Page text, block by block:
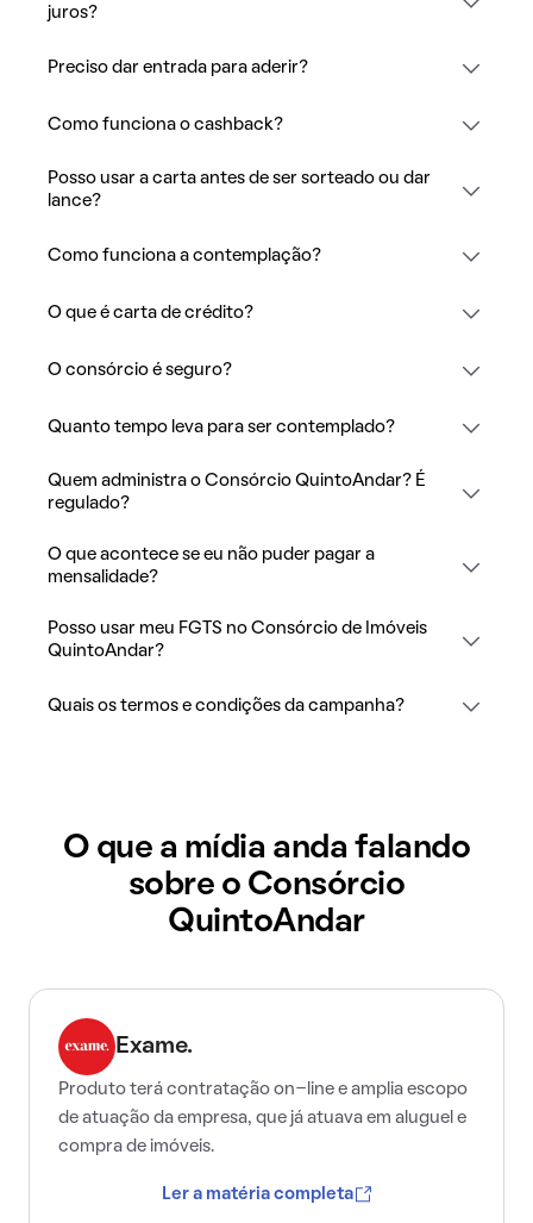
juros?
Preciso dar entrada para aderir?
Como funciona o cashback?
Posso usar a carta antes de ser sorteado ou dar
lance?
Como funciona a contemplação?
O que é carta de crédito?
O consórcio é seguro?
Quanto tempo leva para ser contemplado?
Quem administra o Consórcio QuintoAndar? É
regulado?
O que acontece se eu não puder pagar a
mensalidade?
Posso usar meu FGTS no Consórcio de Imóveis
QuintoAndar?
Quais os termos e condições da campanha?
O que a mídia anda falando
sobre o Consórcio
QuintoAndar
Exame.
Produto terá contratação on-line e amplia escopo
de atuação da empresa, que já atuava em aluguel e
compra de imóveis.
Ler a matéria completa